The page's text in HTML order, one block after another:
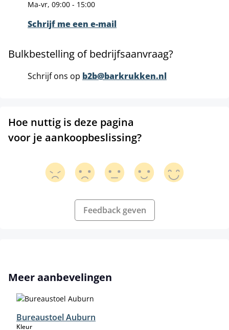
Ma-vr, 09:00 - 15:00
Schrijf me een e-mail
Bulkbestelling of bedrijfsaanvraag?
Schrijf ons op b2b@barkrukken.nl
Hoe nuttig is deze pagina
voor je aankoopbeslissing?
Feedback geven
Productgalerij overslaan
Meer aanbevelingen
Bureaustoel Auburn
Kleurselect